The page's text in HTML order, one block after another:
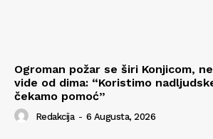
Ogroman požar se širi Konjicom,
vide od dima: “Koristimo
čekamo pomoć”
Redakcija - 6 Augusta, 2026